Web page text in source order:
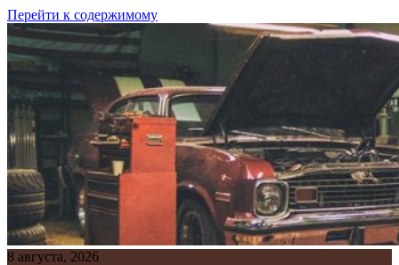
Перейти к содержимому
8 августа, 2026